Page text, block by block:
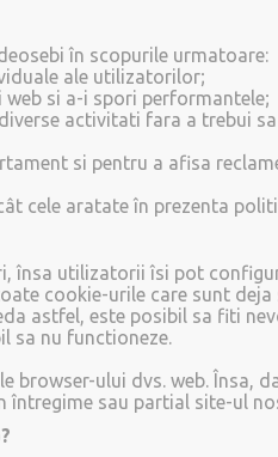
în scopurile urmatoare:
ale utilizatorilor;
web si a-i spori performantele;
activitati fara a trebui
si pentru a afisa
cele aratate în prezenta
însa utilizatorii îsi pot
cookie-urile care sunt
astfel, este posibil sa fiti
sa nu functioneze.
browser-ului dvs. web. Însa,
întregime sau partial site-ul